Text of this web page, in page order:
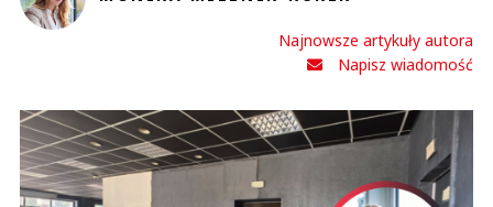
Najnowsze artykuły autora
Napisz wiadomość